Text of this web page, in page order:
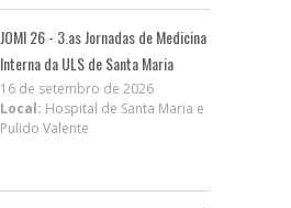
JOMI 26 - 3.as Jornadas de Medicina
Interna da ULS de Santa Maria
16 de setembro de 2026
Local: Hospital de Santa Maria e
Pulido Valente